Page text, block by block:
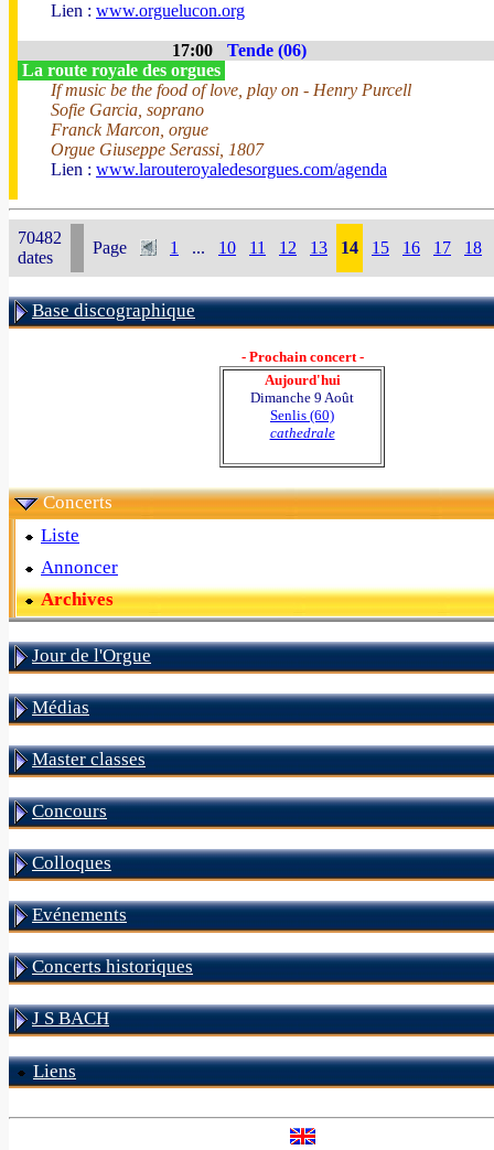
Lien : www.orguelucon.org
17:00
Tende (06)
La route royale des orgues
If music be the food of love, play on - Henry Purcell
Sofie Garcia, soprano
Franck Marcon, orgue
Orgue Giuseppe Serassi, 1807
Lien : www.larouteroyaledesorgues.com/agenda
70482
dates
Page 1 ... 10 11 12 13 14 15 16 17 18
Base discographique
- Prochain concert -
Aujourd'hui
Dimanche 9 Août
Senlis (60)
cathedrale
Concerts
Liste
Annoncer
Archives
Jour de l'Orgue
Médias
Master classes
Concours
Colloques
Evénements
Concerts historiques
J S BACH
Liens